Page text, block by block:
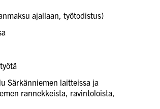
ajallaan, työtodistus)
Särkänniemen laitteissa ja
rannekkeista, ravintoloista,